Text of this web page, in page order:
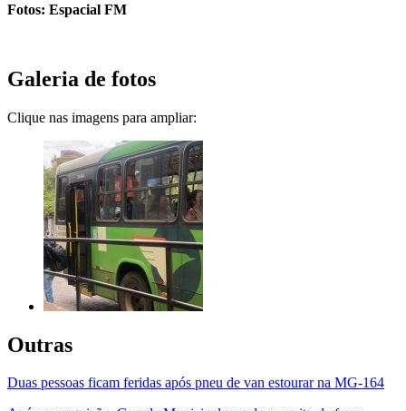
Fotos: Espacial FM
Galeria de fotos
Clique nas imagens para ampliar:
Outras
Duas pessoas ficam feridas após pneu de van estourar na MG-164